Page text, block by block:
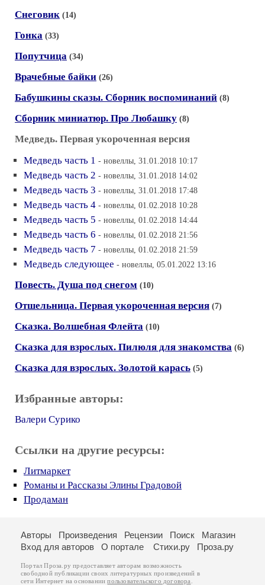
Снеговик (14)
Гонка (33)
Попутчица (34)
Врачебные байки (26)
Бабушкины сказы. Сборник воспоминаний (8)
Сборник миниатюр. Про Любашку (8)
Медведь. Первая укороченная версия
Медведь часть 1 - новеллы, 31.01.2018 10:17
Медведь часть 2 - новеллы, 31.01.2018 14:02
Медведь часть 3 - новеллы, 31.01.2018 17:48
Медведь часть 4 - новеллы, 01.02.2018 10:28
Медведь часть 5 - новеллы, 01.02.2018 14:44
Медведь часть 6 - новеллы, 01.02.2018 21:56
Медведь часть 7 - новеллы, 01.02.2018 21:59
Медведь следующее - новеллы, 05.01.2022 13:16
Повесть. Душа под снегом (10)
Отшельница. Первая укороченная версия (7)
Сказка. Волшебная Флейта (10)
Сказка для взрослых. Пилюля для знакомства (6)
Сказка для взрослых. Золотой карась (5)
Избранные авторы:
Валери Сурико
Ссылки на другие ресурсы:
Литмаркет
Романы и Рассказы Элины Градовой
Продаман
Авторы Произведения Рецензии Поиск
Магазин
Вход для авторов
О портале Стихи.ру Проза.ру
Портал Проза.ру предоставляет авторам возможность
свободной публикации своих литературных произведений в
сети Интернет на основаниипользовательского договора